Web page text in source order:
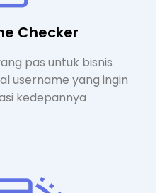
Checker
pas untuk bisnis
username yang ingin
kedepannya